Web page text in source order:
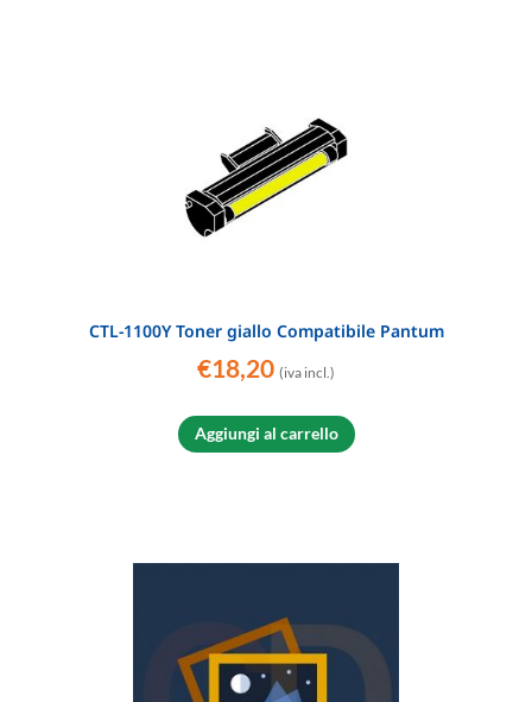
CTL-1100Y Toner giallo Compatibile Pantum
€18,20 (iva incl.)
Aggiungi al carrello